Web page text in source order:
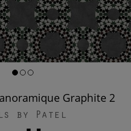
Graphite 2
by Patel